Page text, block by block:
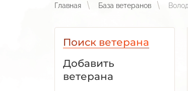
Главная База ветеранов
Поиск ветерана
Добавить
ветерана